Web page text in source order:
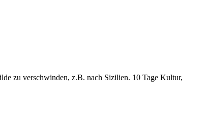
zu verschwinden, z.B. nach Sizilien. 10 Tage Kultur,